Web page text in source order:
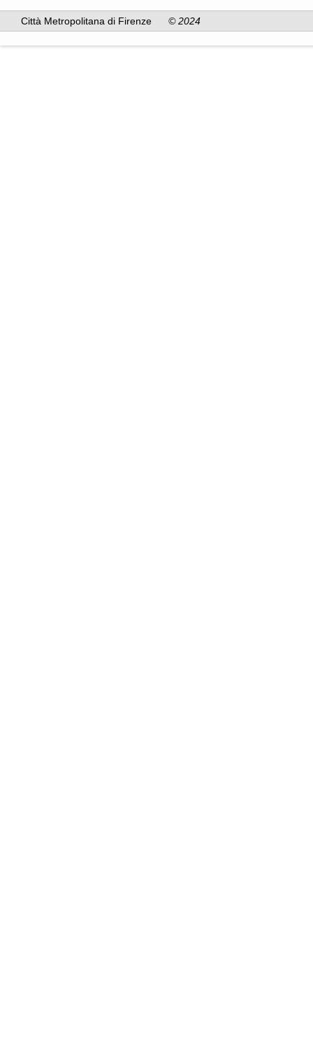
Città Metropolitana di Firenze © 2024